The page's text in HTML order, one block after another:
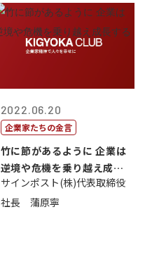
2022.06.20
企業家たちの金言
竹に節があるように 企業は
逆境や危機を乗り越え成長
する
サインポスト(株)代表取締役
社長 蒲原寧